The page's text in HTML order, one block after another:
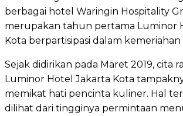
berbagai hotel Waringin Hospitality
merupakan tahun pertama Luminor
Kota berpartisipasi dalam kemeriahan
Sejak didirikan pada Maret 2019, cita
Luminor Hotel Jakarta Kota
memikat hati pencinta kuliner. Hal
dilihat dari tingginya permintaan